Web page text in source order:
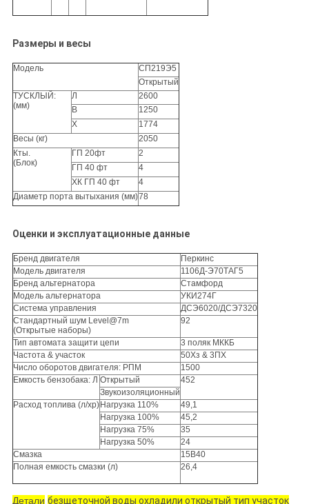
Размеры и весы
Модель
СП219Э5
Открытый
ТУСКЛЫЙ:
(мм)
Л
2600
В
1250
Х
1774
Весы (кг)
2050
Кты.
(Блок)
ГП 20фт
2
ГП 40 фт
4
ХК ГП 40 фт
4
Диаметр порта вытыхания (мм)78
Оценки и эксплуатационные данные
Бренд двигателя
Перкинс
Модель двигателя
1106Д-Э70ТАГ5
Бренд альтернатора
Стамфорд
Модель альтернатора
УКИ274Г
Система управления
ДСЭ6020/ДСЭ7320
Стандартный шум Level@7m
(Открытые наборы)
92
Тип автомата защити цепи
3 поляк МККБ
Частота & участок
50Хз & 3ПХ
Число оборотов двигателя: РПМ
1500
Емкость бензобака: Л Открытый
452
Звукоизоляционный
Расход топлива (л/хр) Нагрузка 110%
49,1
Нагрузка 100%
45,2
Нагрузка 75%
35
Нагрузка 50%
24
Смазка
15В40
Полная емкость смазки (л)
26,4
Детали безщеточной воды охладили открытый тип участок